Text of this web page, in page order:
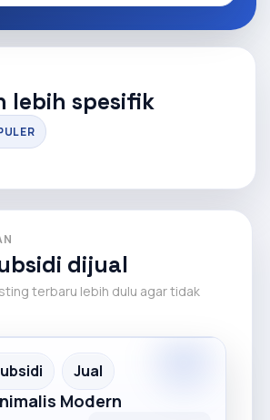
lebih spesifik
dijual
terbaru lebih dulu agar tidak
Jual
Modern